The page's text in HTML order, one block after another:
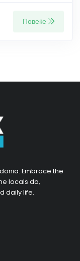
Повеќе
Embrace the
locals do,
daily life.